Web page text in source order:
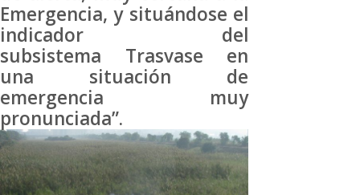
Emergencia, y situándose el
indicador del
subsistema Trasvase en
una situación de
emergencia muy
pronunciada”.